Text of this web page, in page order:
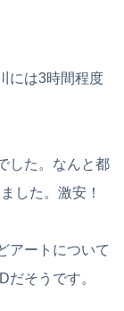
には3時間程度
した。なんと都
した。激安！
アートについて
だそうです。